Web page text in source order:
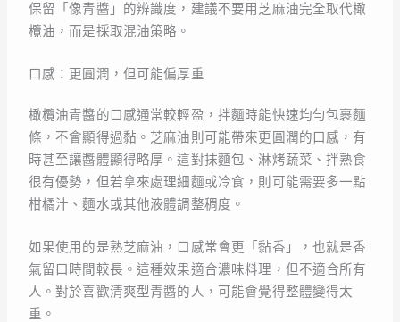
保留「像青醬」的辨識度，建議不要用芝麻油完全取代橄
欖油，而是採取混油策略。
口感：更圓潤，但可能偏厚重
橄欖油青醬的口感通常較輕盈，拌麵時能快速均勻包裹麵
條，不會顯得過黏。芝麻油則可能帶來更圓潤的口感，有
時甚至讓醬體顯得略厚。這對抹麵包、淋烤蔬菜、拌熟食
很有優勢，但若拿來處理細麵或冷食，則可能需要多一點
柑橘汁、麵水或其他液體調整稠度。
如果使用的是熟芝麻油，口感常會更「黏香」，也就是香
氣留口時間較長。這種效果適合濃味料理，但不適合所有
人。對於喜歡清爽型青醬的人，可能會覺得整體變得太
重。